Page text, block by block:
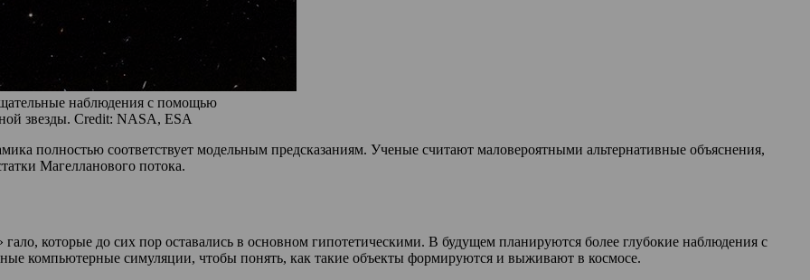
наблюдения с помощью
звезды. Credit: NASA, ESA
полностью соответствует модельным предсказаниям. Ученые считают маловероятными альтернативные объяснения,
Магелланового потока.
которые до сих пор оставались в основном гипотетическими. В будущем планируются более глубокие наблюдения с
компьютерные симуляции, чтобы понять, как такие объекты формируются и выживают в космосе.